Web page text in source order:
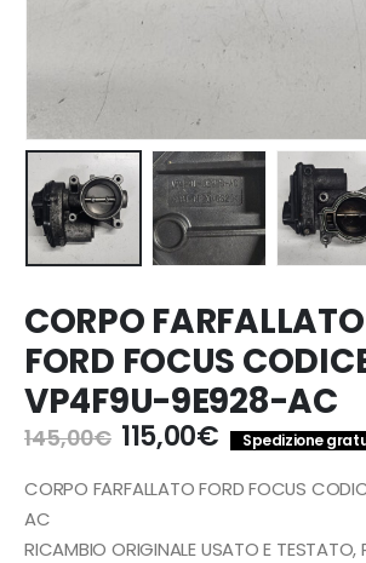
CORPO FARFALLATO
FORD FOCUS
VP4F9U-9E928-AC
145,00€ Il
prezzo
originale
145,00€.
115,00€Il
prezzo
attuale
115,00€.
Spedizione
CORPO FARFALLATO FORD FOCUS
AC
RICAMBIO ORIGINALE USATO E TESTATO,